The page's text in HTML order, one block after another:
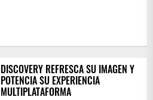
DISCOVERY REFRESCA SU IMAGEN Y
POTENCIA SU EXPERIENCIA
MULTIPLATAFORMA